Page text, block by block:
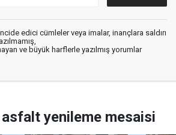
edici cümleler veya imalar, inançlara saldırı
ve büyük harflerle yazılmış yorumlar
asfalt yenileme mesaisi